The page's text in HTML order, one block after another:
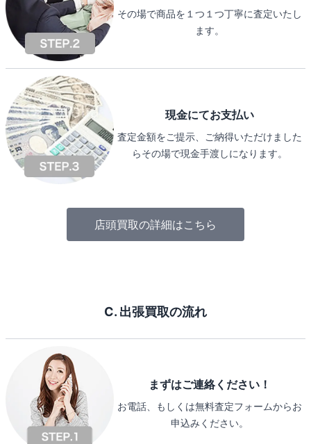
その場で商品を１つ１つ丁寧に査定いたし
ます。
現金にてお支払い
査定金額をご提示、ご納得いただけました
らその場で現金手渡しになります。
店頭買取の詳細はこちら
C. 出張買取の流れ
まずはご連絡ください！
お電話、もしくは無料査定フォームからお
申込みください。